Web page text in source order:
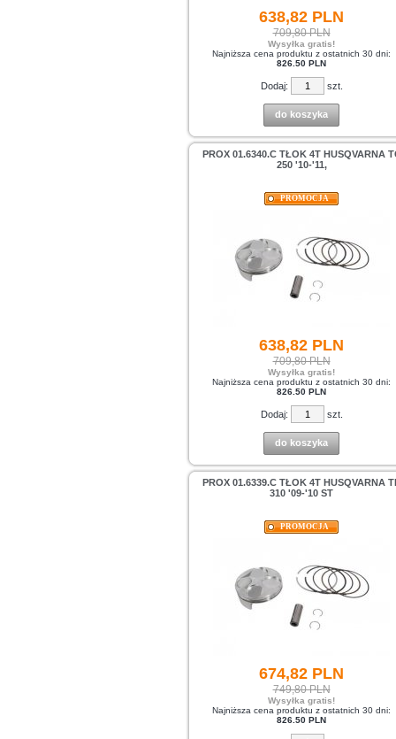
638,82 PLN
709,80 PLN
Wysyłka gratis!
Najniższa cena produktu z ostatnich 30 dni:
826.50 PLN
Dodaj: szt.
do koszyka
PROX 01.6340.C TŁOK 4T HUSQVARNA
250 '10-'11,
PROMOCJA
638,82 PLN
709,80 PLN
Wysyłka gratis!
Najniższa cena produktu z ostatnich 30 dni:
826.50 PLN
Dodaj: szt.
do koszyka
PROX 01.6339.C TŁOK 4T HUSQVARNA
310 '09-'10 ST
PROMOCJA
674,82 PLN
749,80 PLN
Wysyłka gratis!
Najniższa cena produktu z ostatnich 30 dni:
826.50 PLN